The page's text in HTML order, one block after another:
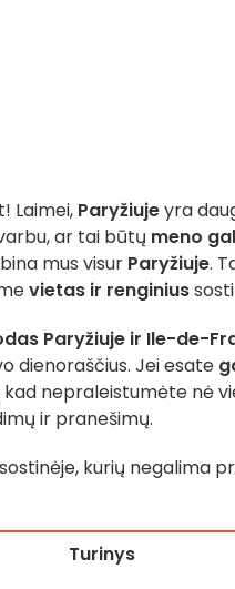
Laimei, Paryžiujeyra
ar tai būtų meno
mus visur Paryžiuje.
vietas ir renginius
Paryžiuje ir Ile-de-
dienoraščius. Jei esate
nepraleistumėte nė
ir pranešimų.
kurių negalima
Turinys